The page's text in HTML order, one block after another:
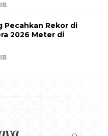
Pecahkan Rekor di
2026 Meter di